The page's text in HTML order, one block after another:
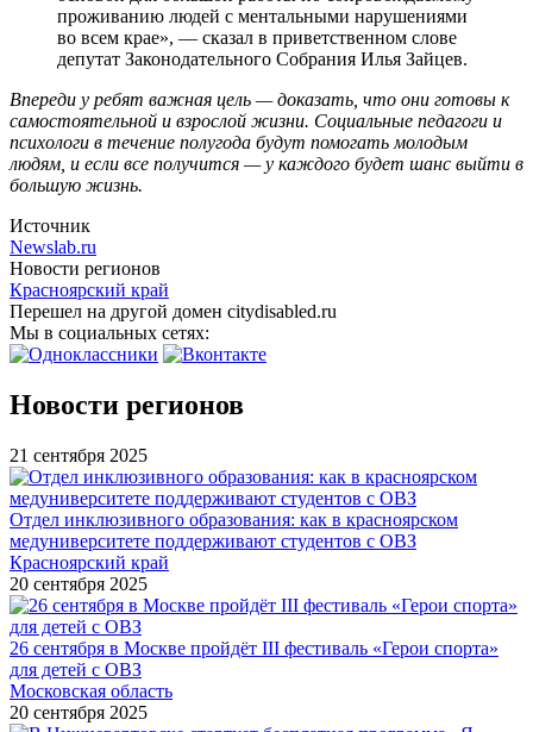
проживанию людей с ментальными нарушениями
во всем крае», — сказал в приветственном слове
депутат Законодательного Собрания Илья Зайцев.
Впереди у ребят важная цель — доказать, что они готовы к
самостоятельной и взрослой жизни. Социальные педагоги и
психологи в течение полугода будут помогать молодым
людям, и если все получится — у каждого будет шанс выйти в
большую жизнь.
Источник
Newslab.ru
Новости регионов
Красноярский край
Перешел на другой домен citydisabled.ru
Мы в социальных сетях:
Новости регионов
21 сентября 2025
Отдел инклюзивного образования: как в красноярском
медуниверситете поддерживают студентов с ОВЗ
Красноярский край
20 сентября 2025
26 сентября в Москве пройдёт III фестиваль «Герои спорта»
для детей с ОВЗ
Московская область
20 сентября 2025